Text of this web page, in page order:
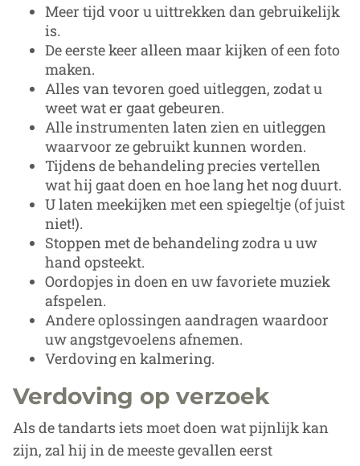
Meer tijd voor u uittrekken dan gebruikelijk
is.
De eerste keer alleen maar kijken of een foto
maken.
Alles van tevoren goed uitleggen, zodat u
weet wat er gaat gebeuren.
Alle instrumenten laten zien en uitleggen
waarvoor ze gebruikt kunnen worden.
Tijdens de behandeling precies vertellen
wat hij gaat doen en hoe lang het nog duurt.
U laten meekijken met een spiegeltje (of juist
niet!).
Stoppen met de behandeling zodra u uw
hand opsteekt.
Oordopjes in doen en uw favoriete muziek
afspelen.
Andere oplossingen aandragen waardoor
uw angstgevoelens afnemen.
Verdoving en kalmering.
Verdoving op verzoek
Als de tandarts iets moet doen wat pijnlijk kan
zijn, zal hij in de meeste gevallen eerst